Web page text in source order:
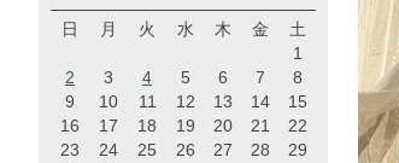
日 月 火 水 木 金
土
1
2
3 4 5 6 7
8
9
10 11 12 13 14
15
16
17 18 19 20 21
22
23
24 25 26 27 28
29